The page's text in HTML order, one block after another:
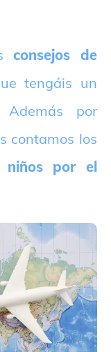
consejos de
tengáis un
por
contamos los
niños por el